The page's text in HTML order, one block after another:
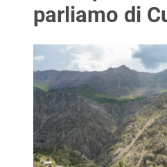
parliamo di